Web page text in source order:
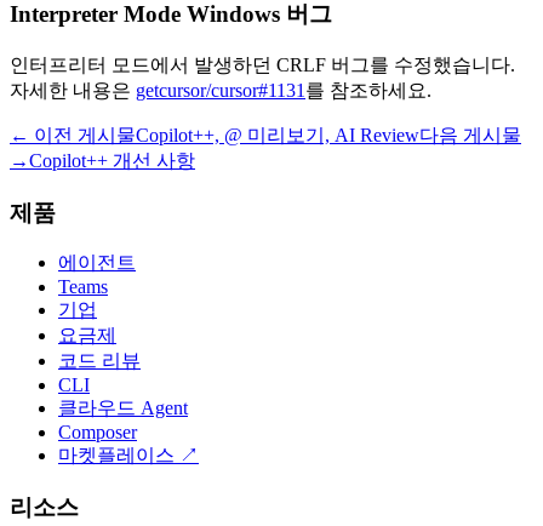
Interpreter Mode Windows 버그
인터프리터 모드에서 발생하던 CRLF 버그를 수정했습니다.
자세한 내용은 getcursor/cursor#1131 를 참조하세요.
← 이전 게시물Copilot++, @ 미리보기, AI Review다음 게시물
→Copilot++ 개선 사항
제품
에이전트
Teams
기업
요금제
코드 리뷰
CLI
클라우드 Agent
Composer
마켓플레이스 ↗
리소스